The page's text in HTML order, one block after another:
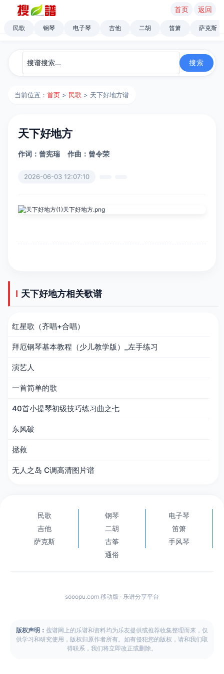
首页 返回
民歌 钢琴 电子琴 吉他 二胡 笛箫 萨克斯
当前位置：首页 > 民歌 > 天下好地方谱
天下好地方
作词：曾宪瑞 作曲：曾令荣
2026-06-03 12:07:10
天下好地方相关歌谱
红星歌（齐唱+合唱）
拜厄钢琴基本教程（少儿教学版）_左手练习
演艺人
一首简单的歌
40首小提琴初级技巧练习曲之七
东风破
拯救
无人之岛 C调高清图片谱
民歌 钢琴
电子琴
吉他
二胡
笛箫
萨克斯
古筝
手风琴
通俗
sooopu.com 移动版 · 乐谱分享平台
版权声明： 搜谱网上的乐谱和资料均为乐友提供或推荐收集整理而来，仅
供学习和研究使用，版权归原作者所有。如有侵犯您的版权，请和我们取
得联系，我们将立即改正或删除。